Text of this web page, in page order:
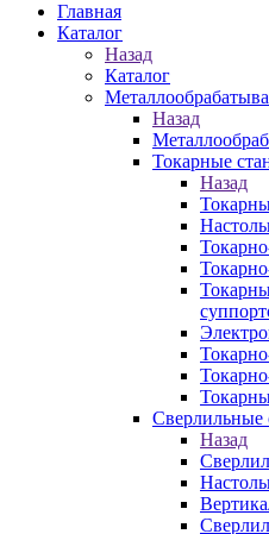
Главная
Каталог
Назад
Каталог
Назад
Токарные
Назад
Сверлильные
Назад